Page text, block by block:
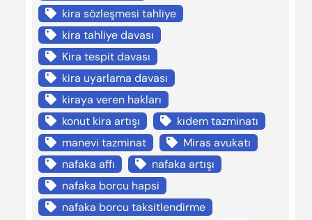
kira sözleşmesi tahliye
kira tahliye davası
Kira tespit davası
kira uyarlama davası
kiraya veren hakları
konut kira artışı
kıdem tazminatı
manevi tazminat
Miras avukatı
nafaka affı
nafaka artışı
nafaka borcu hapsi
nafaka borcu taksitlendirme